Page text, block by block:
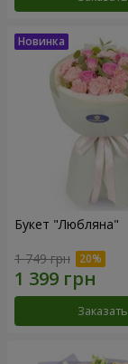
Букет "Любляна"
1 749 грн
Заказать